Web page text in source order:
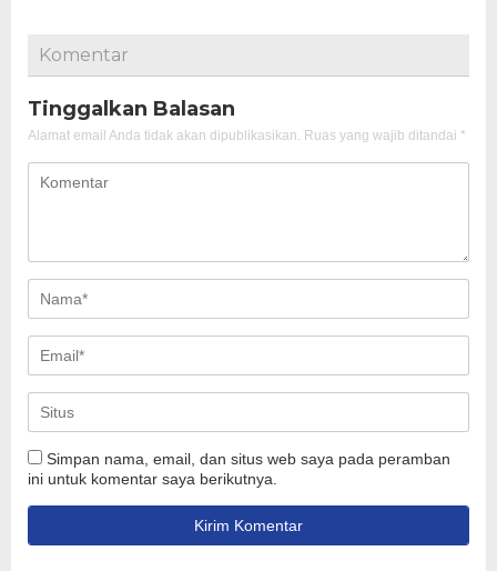
Komentar
Tinggalkan Balasan
Alamat email Anda tidak akan dipublikasikan. Ruas yang wajib ditandai *
Simpan nama, email, dan situs web saya pada peramban
ini untuk komentar saya berikutnya.